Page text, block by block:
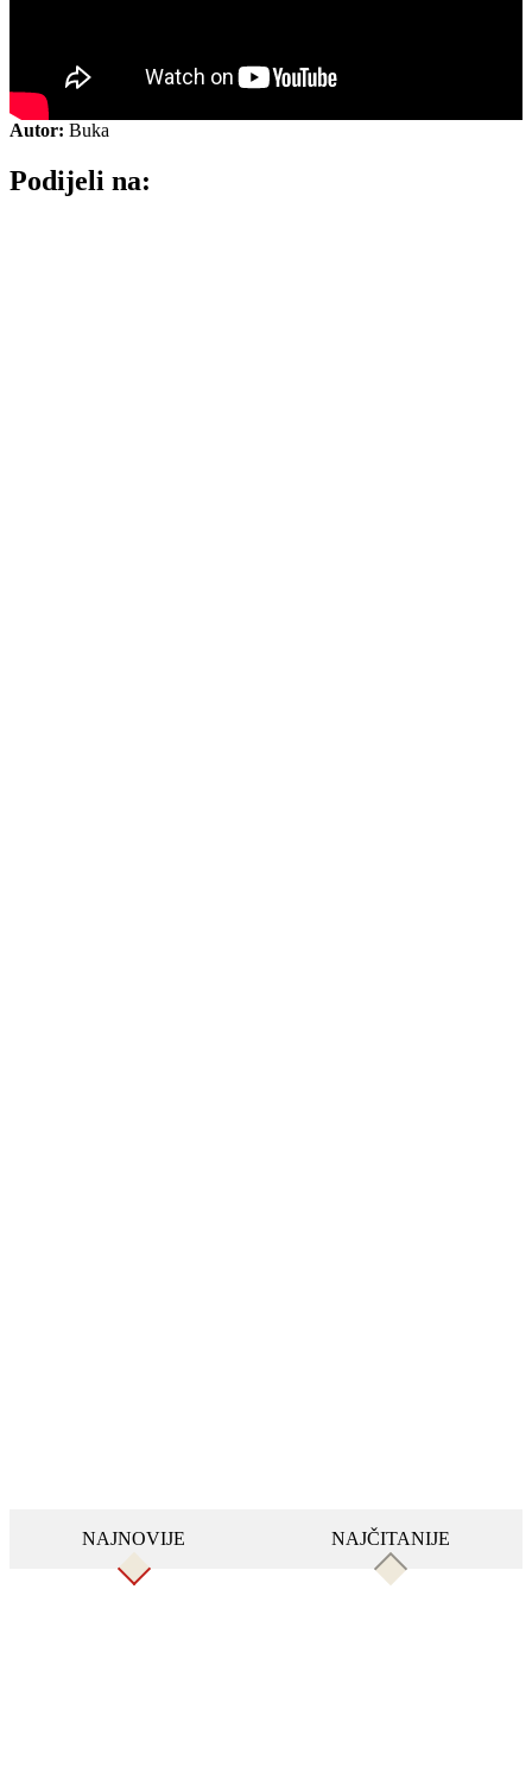
Autor: Buka
Podijeli na:
NAJNOVIJE NAJČITANIJE